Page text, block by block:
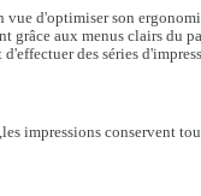
d'optimiser son
grâce aux menus clairs du
des séries
impressions conservent